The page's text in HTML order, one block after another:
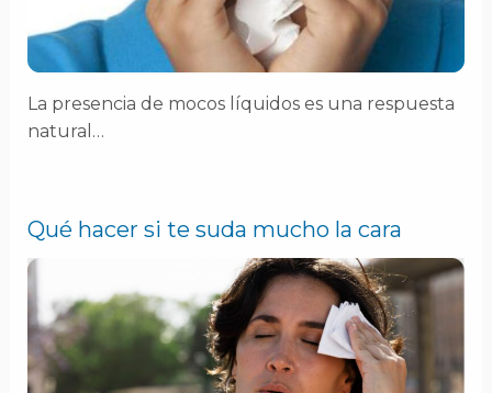
La presencia de mocos líquidos es una respuesta
natural…
Qué hacer si te suda mucho la cara